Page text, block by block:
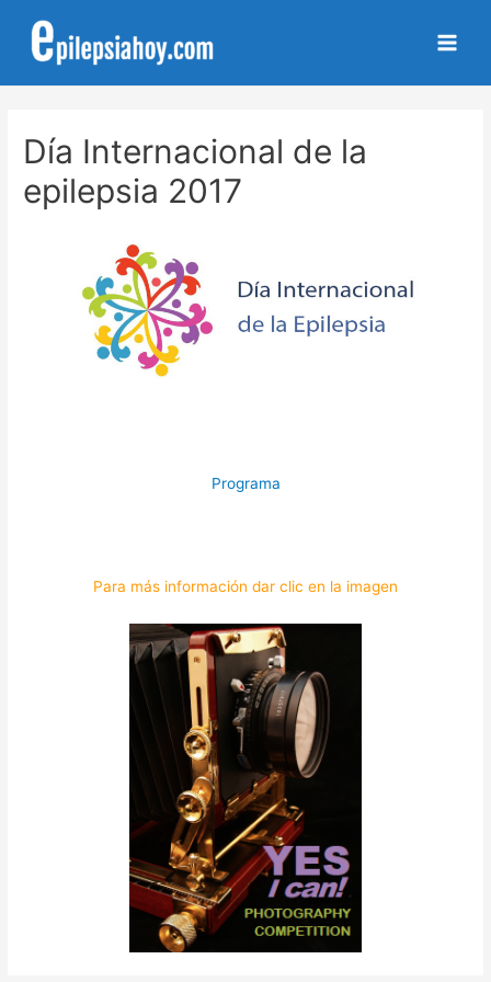
Día Internacional de la
epilepsia 2017
Programa
Para más información dar clic en la imagen